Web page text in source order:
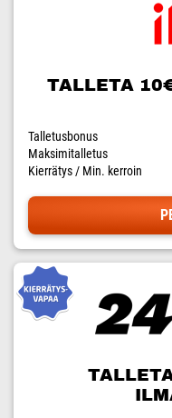
TALLETA
Talletusbonus
Maksimitalletus
Kierrätys / Min. kerroin